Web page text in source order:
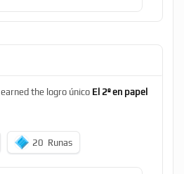
earned the logro único El 2º en papel
20 Runas